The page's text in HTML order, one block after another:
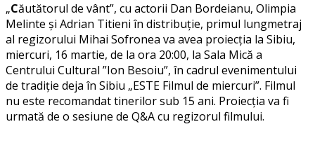
„Căutătorul de vânt”, cu actorii Dan Bordeianu, Olimpia
Melinte și Adrian Titieni în distribuție, primul lungmetraj
al regizorului Mihai Sofronea va avea proiecția la Sibiu,
miercuri, 16 martie, de la ora 20:00, la Sala Mică a
Centrului Cultural ”Ion Besoiu”, în cadrul evenimentului
de tradiție deja în Sibiu „ESTE Filmul de miercuri”. Filmul
nu este recomandat tinerilor sub 15 ani. Proiecția va fi
urmată de o sesiune de Q&A cu regizorul filmului.